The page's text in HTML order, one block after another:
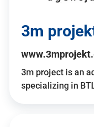
3m
3m project is an
specializing in